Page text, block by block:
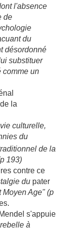
l'absence
de
du
désordonné
substituer
comme un
la
culturelle,
du
de la
193)
contre ce
du pater
Moyen Age" (p
s'appuie
à